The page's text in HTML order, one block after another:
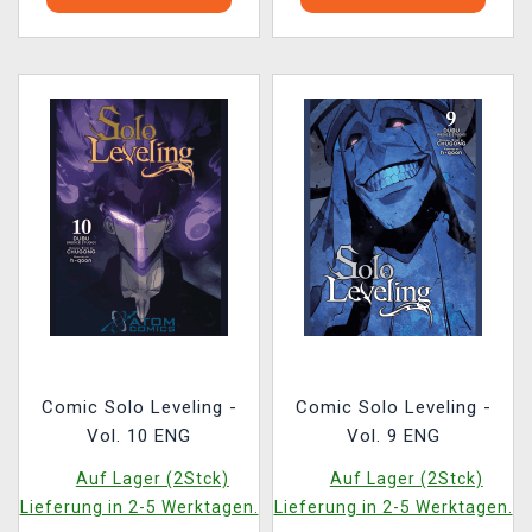
Comic Solo Leveling -
Vol. 10 ENG
Auf Lager (2Stck)
Lieferung in 2-5 Werktagen.
Comic Solo Leveling -
Vol. 9 ENG
Auf Lager (2Stck)
Lieferung in 2-5 Werktagen.